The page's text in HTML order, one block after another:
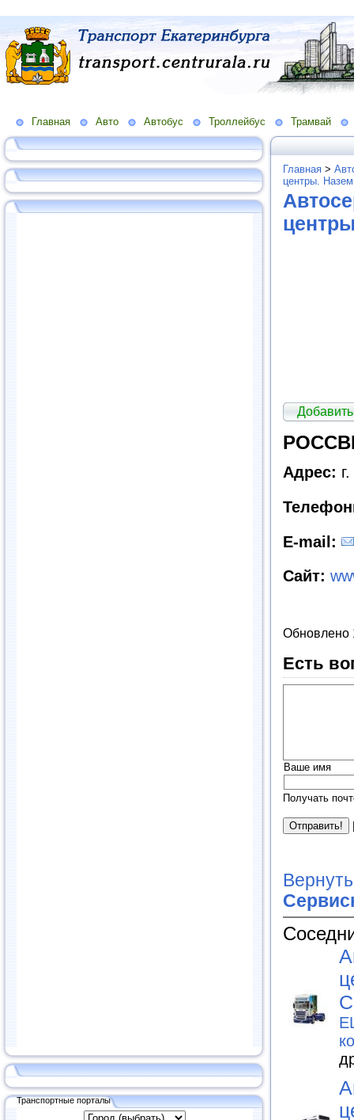
Главная Авто Автобус Троллейбус Трамвай
Транспортные порталы
Главная >
центры.
Адрес:
E-mail :
Сайт:
Обновлено
Есть
Ваше имя
Получать